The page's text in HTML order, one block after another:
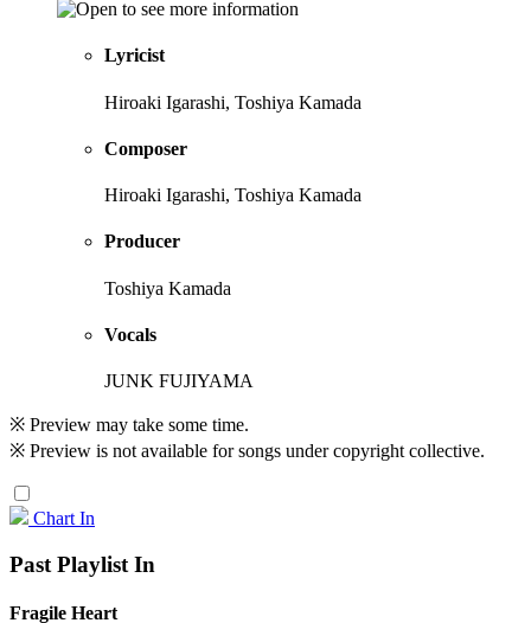
Lyricist
Hiroaki Igarashi, Toshiya Kamada
Composer
Hiroaki Igarashi, Toshiya Kamada
Producer
Toshiya Kamada
Vocals
JUNK FUJIYAMA
※ Preview may take some time.
※ Preview is not available for songs under copyright collective.
Chart In
Past Playlist In
Fragile Heart